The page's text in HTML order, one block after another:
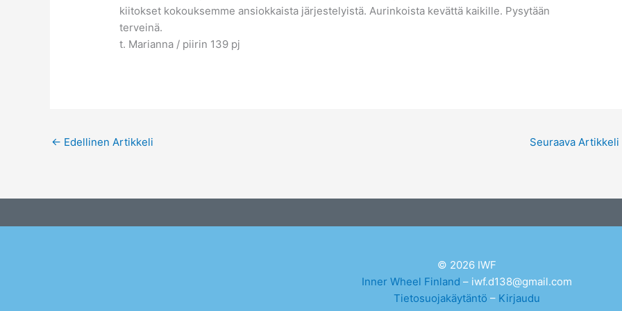
kiitokset kokouksemme ansiokkaista järjestelyistä. Aurinkoista kevättä kaikille. Pysytään
terveinä.
t. Marianna / piirin 139 pj
← Edellinen Artikkeli Seuraava Artikkeli
© 2026 IWF
Inner Wheel Finland – iwf.d138@gmail.com
Tietosuojakäytäntö – Kirjaudu